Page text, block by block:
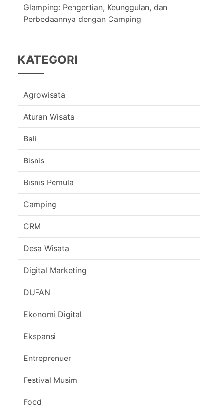
Glamping: Pengertian, Keunggulan, dan
Perbedaannya dengan Camping
KATEGORI
Agrowisata
Aturan Wisata
Bali
Bisnis
Bisnis Pemula
Camping
CRM
Desa Wisata
Digital Marketing
DUFAN
Ekonomi Digital
Ekspansi
Entreprenuer
Festival Musim
Food